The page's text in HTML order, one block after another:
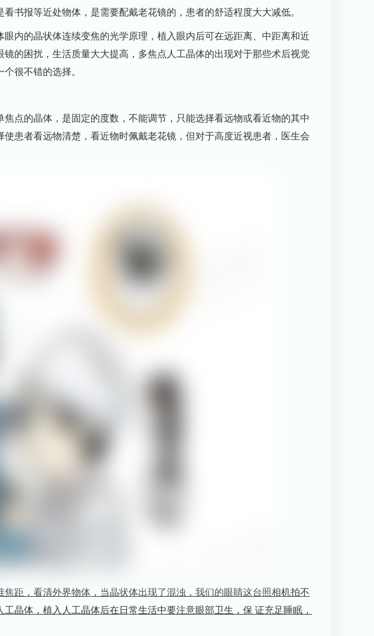
书报等近处物体，是需要配戴老花镜的，患者的舒适程度大大减低。
内的晶状体连续变焦的光学原理，植入眼内后可在远距离、中距离和近
的困扰，生活质量大大提高，多焦点人工晶体的出现对于那些术后视觉
很不错的选择。
焦点的晶体，是固定的度数，不能调节，只能选择看远物或看近物的其中
患者看远物清楚，看近物时佩戴老花镜，但对于高度近视患者，医生会
距，看清外界物体，当晶状体出现了混浊，我们的眼睛这台照相机拍不
晶体，植入人工晶体后在日常生活中要注意眼部卫生，保 证充足睡眠，